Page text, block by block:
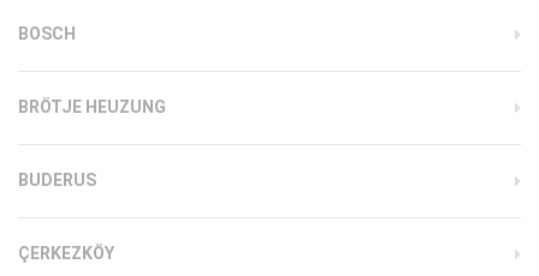
BOSCH
BRÖTJE HEUZUNG
BUDERUS
ÇERKEZKÖY